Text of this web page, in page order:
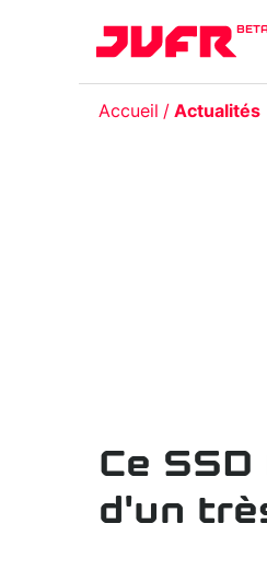
BETA
Accueil Actualités
Ce
d'un